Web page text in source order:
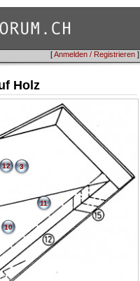
[Anmelden / Registrieren ]
Holz
3
10
11
12